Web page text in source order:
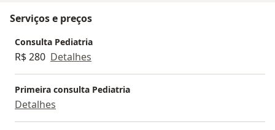
Serviços e preços
Consulta Pediatria
R$ 280 Detalhes
Primeira consulta Pediatria
Detalhes